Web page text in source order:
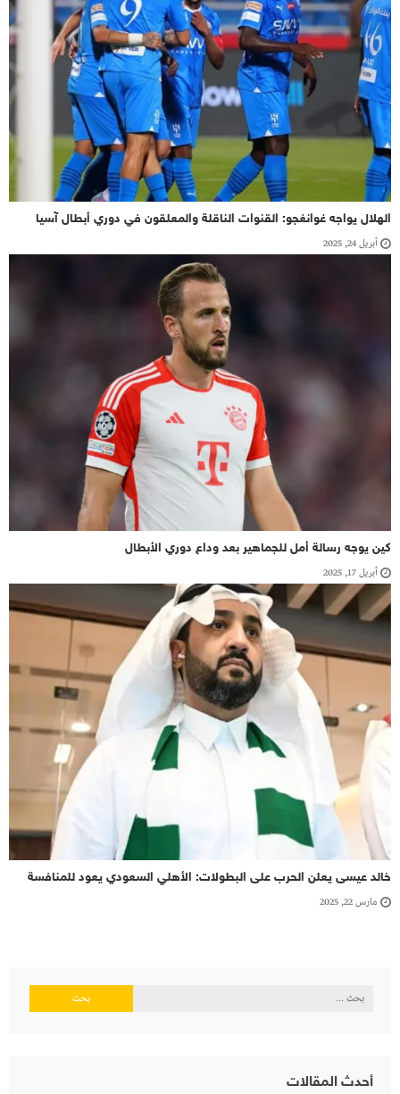
الهلال يواجه غوانغجو: القنوات الناقلة والمعلقون في دوري أبطال آسيا
أبريل 24, 2025
كين يوجه رسالة أمل للجماهير بعد وداع دوري الأبطال
أبريل 17, 2025
خالد عيسى يعلن الحرب على البطولات: الأهلي السعودي يعود للمنافسة
مارس 22, 2025
البحث
أحدث المقالات